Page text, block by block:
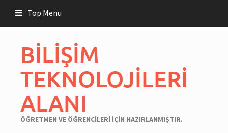
content
Top Menu
BİLİŞİM
TEKNOLOJİLERİ
ALANI
ÖĞRETMEN VE ÖĞRENCİLERİ İÇİN HAZIRLANMIŞTIR.